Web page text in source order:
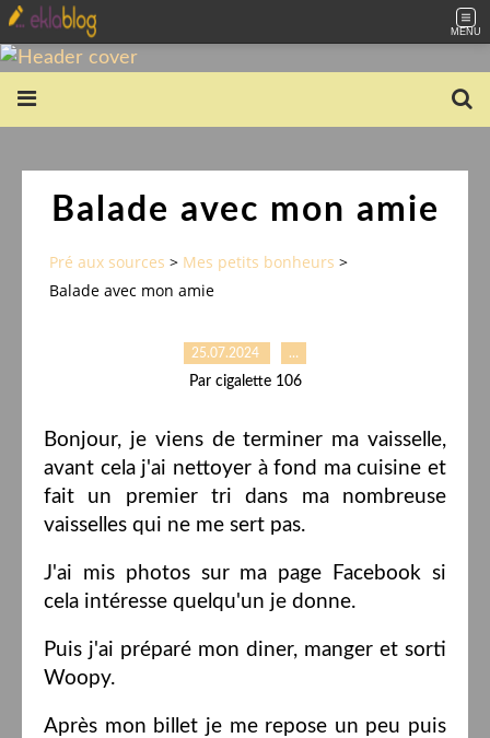
MENU
Balade avec mon amie
Pré aux sources > Mes petits bonheurs >
Balade avec mon amie
25.07.2024 …
Par cigalette 106
Bonjour, je viens de terminer ma vaisselle,
avant cela j'ai nettoyer à fond ma cuisine et
fait un premier tri dans ma nombreuse
vaisselles qui ne me sert pas.
J'ai mis photos sur ma page Facebook si
cela intéresse quelqu'un je donne.
Puis j'ai préparé mon diner, manger et sorti
Woopy.
Après mon billet je me repose un peu puis